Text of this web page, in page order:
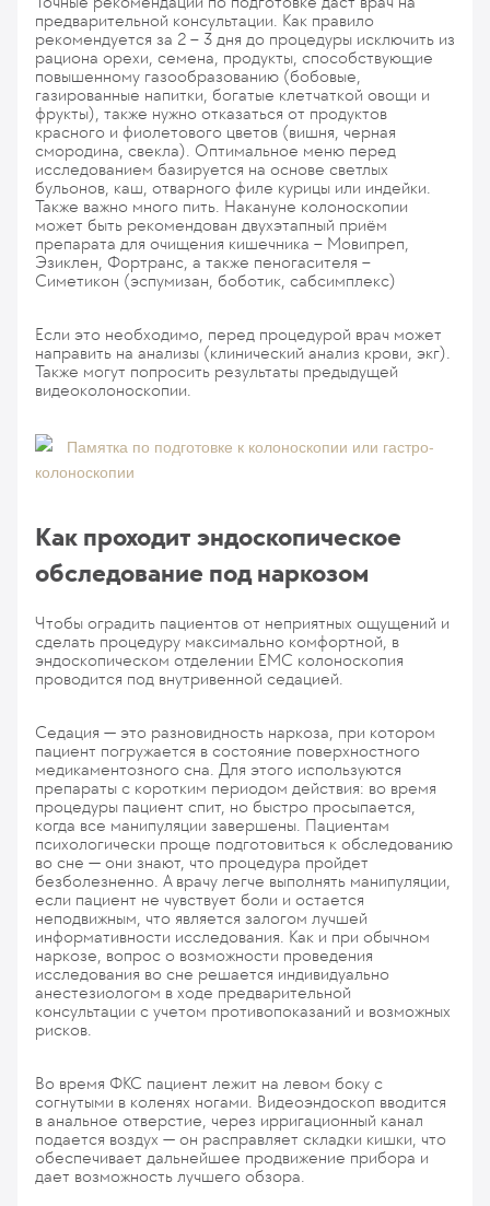
предварительной консультации. Как правило
рекомендуется за 2 – 3 дня до процедуры исключить из
рациона орехи, семена, продукты, способствующие
повышенному газообразованию (бобовые,
газированные напитки, богатые клетчаткой овощи и
фрукты), также нужно отказаться от продуктов
красного и фиолетового цветов (вишня, черная
смородина, свекла). Оптимальное меню перед
исследованием базируется на основе светлых
бульонов, каш, отварного филе курицы или индейки.
Также важно много пить. Накануне колоноскопии
может быть рекомендован двухэтапный приём
препарата для очищения кишечника – Мовипреп,
Эзиклен, Фортранс, а также пеногасителя –
Симетикон (эспумизан, боботик, сабсимплекс)
Если это необходимо, перед процедурой врач может
направить на анализы (клинический анализ крови, экг).
Также могут попросить результаты предыдущей
видеоколоноскопии.
Памятка по подготовке к колоноскопии или гастро-
колоноскопии
Как проходит эндоскопическое
обследование под наркозом
Чтобы оградить пациентов от неприятных ощущений и
сделать процедуру максимально комфортной, в
эндоскопическом отделении ЕМС колоноскопия
проводится под внутривенной седацией.
Седация — это разновидность наркоза, при котором
пациент погружается в состояние поверхностного
медикаментозного сна. Для этого используются
препараты с коротким периодом действия: во время
процедуры пациент спит, но быстро просыпается,
когда все манипуляции завершены. Пациентам
психологически проще подготовиться к обследованию
во сне — они знают, что процедура пройдет
безболезненно. А врачу легче выполнять манипуляции,
если пациент не чувствует боли и остается
неподвижным, что является залогом лучшей
информативности исследования. Как и при обычном
наркозе, вопрос о возможности проведения
исследования во сне решается индивидуально
анестезиологом в ходе предварительной
консультации с учетом противопоказаний и возможных
рисков.
Во время ФКС пациент лежит на левом боку с
согнутыми в коленях ногами. Видеоэндоскоп вводится
в анальное отверстие, через ирригационный канал
подается воздух — он расправляет складки кишки, что
обеспечивает дальнейшее продвижение прибора и
дает возможность лучшего обзора.